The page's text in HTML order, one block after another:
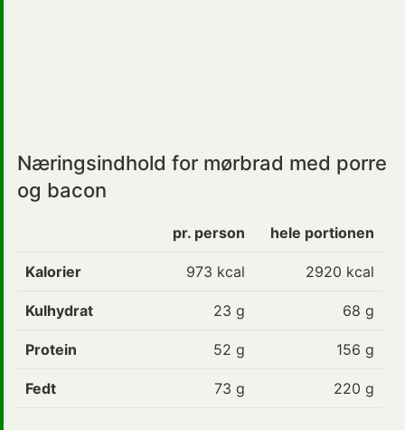
Næringsindhold for mørbrad med porre
og bacon
pr. person hele portionen
Kalorier 973 kcal 2920 kcal
Kulhydrat 23 g 68 g
Protein 52 g 156 g
Fedt 73 g 220 g